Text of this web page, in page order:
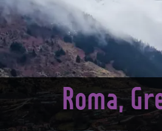
Roma,